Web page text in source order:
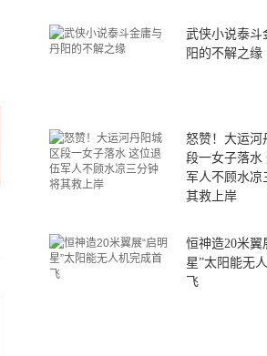
武侠小说泰斗
阳的不解之缘
怒赞！大运河
段一女子落水
军人不顾水凉
其救上岸
恒神造20米翼
星”太阳能无
飞